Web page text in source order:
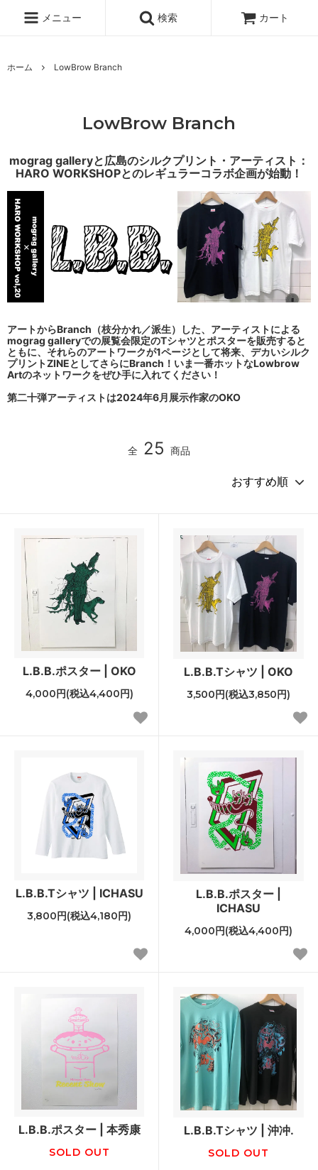
メニュー 検索 カート
ホーム LowBrow Branch
LowBrow Branch
mograg galleryと広島のシルクプリント・アーティスト：
HARO WORKSHOPとのレギュラーコラボ企画が始動！
アートからBranch（枝分かれ／派生）した、アーティストによる
mograg galleryでの展覧会限定のTシャツとポスターを販売すると
ともに、それらのアートワークが1ページとして将来、デカいシルク
プリントZINEとしてさらにBranch！いま一番ホットなLowbrow
Artのネットワークをぜひ手に入れてください！
第二十弾アーティストは2024年6月展示作家のOKO
全 25 商品
L.B.B.ポスター | OKO
4,000円(税込4,400円)
L.B.B.Tシャツ | OKO
3,500円(税込3,850円)
L.B.B.Tシャツ | ICHASU
3,800円(税込4,180円)
L.B.B.ポスター |
ICHASU
4,000円(税込4,400円)
L.B.B.ポスター | 本秀康
SOLD OUT
L.B.B.Tシャツ | 沖冲.
SOLD OUT